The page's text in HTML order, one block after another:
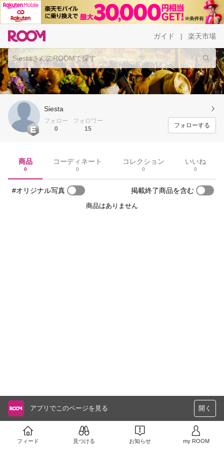
ガイド 楽天市場
Siesta
フォロー
0
フォロワー
15
フォローする
商品
0
コーディネート
0
コレクション
0
いいね
0
#オリジナル写真 掲載終了商品を含む
商品はありません
アプリでこのページを見る 開く
フィード 見つける お知らせ my ROOM